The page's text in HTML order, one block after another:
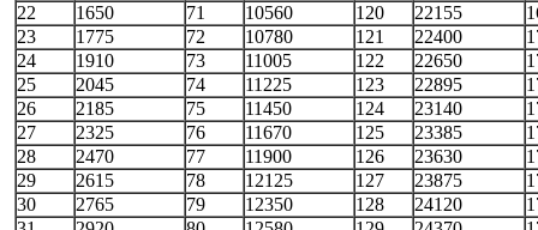
22
1650 71 10560 120 22155
23
1775 72 10780 121 22400
24
1910 73 11005 122 22650
25
2045 74 11225 123 22895
26
2185 75 11450 124 23140
27
2325 76 11670 125 23385
28
2470 77 11900 126 23630
29
2615 78 12125 127 23875
30
2765 79 12350 128 24120